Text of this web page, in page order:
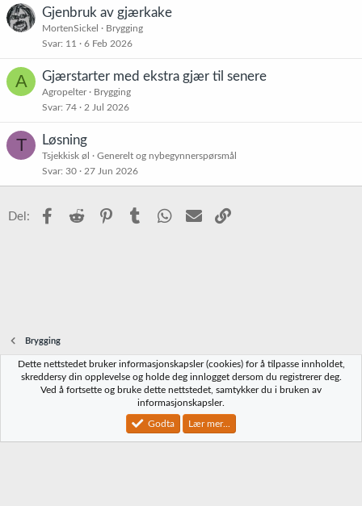
Gjenbruk av gjærkake
MortenSickel
Brygging
Svar 11 6 Feb 2026
A Gjærstarter med ekstra gjær til senere
Agropelter
Brygging
Svar 74 2 Jul 2026
T Løsning
Tsjekkisk øl
Generelt og nybegynnerspørsmål
Svar 30 27 Jun 2026
Del: Facebook
Reddit PinterestTumblr WhatsApp
E-post
Brygging
Norbrygg-default
Vilkår og regler Personvernregler
Community platform by XenForo® © 2010-2023 XenForo Ltd.
Dette nettstedet bruker informasjonskapsler (cookies) for å tilpasse innholdet,
skreddersy din opplevelse og holde deg innlogget dersom du registrerer deg.
Ved å fortsette og bruke dette nettstedet, samtykker du i bruken av
informasjonskapsler.
Godta Lær mer...